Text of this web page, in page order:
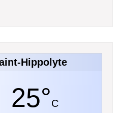
Hippolyte
25°C